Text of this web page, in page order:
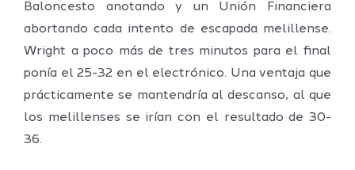
Baloncesto anotando y un Unión Financiera
abortando cada intento de escapada melillense.
Wright a poco más de tres minutos para el final
ponía el 25-32 en el electrónico. Una ventaja que
prácticamente se mantendría al descanso, al que
los melillenses se irían con el resultado de 30-
36.